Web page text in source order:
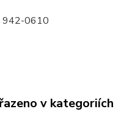
942-0610
v kategoriích